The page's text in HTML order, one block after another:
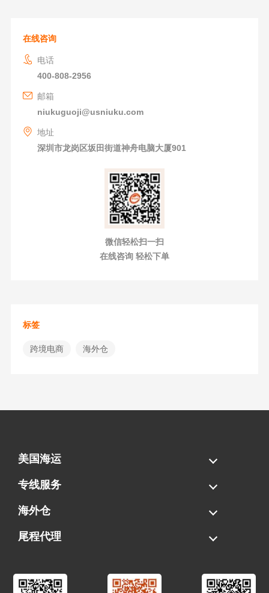
在线咨询
电话
400-808-2956
邮箱
niukuguoji@usniuku.com
地址
深圳市龙岗区坂田街道神舟电脑大厦901
微信轻松扫一扫
在线咨询 轻松下单
标签
跨境电商 海外仓
美国海运
海运拼柜
海运整柜
美国海卡
加拿大海运
专线服务
FBA专线直送
超大件专线
AWD专线
电池专线
海外仓
一件代发
FBA中转
贴标换标
拆柜/存储
尾程代理